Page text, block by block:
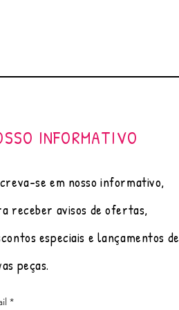
INFORMATIVO
se em nosso informativo,
receber avisos de ofertas,
especiais e lançamentos de
peças.